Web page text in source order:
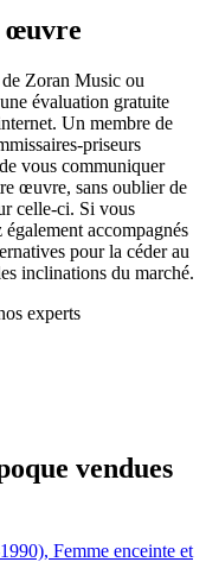
œuvre
de Zoran Music ou
évaluation gratuite
Un membre de
priseurs
vous communiquer
œuvre, sans oublier de
celle-ci. Si vous
accompagnés
pour la céder au
inclinations du marché.
experts
vendues